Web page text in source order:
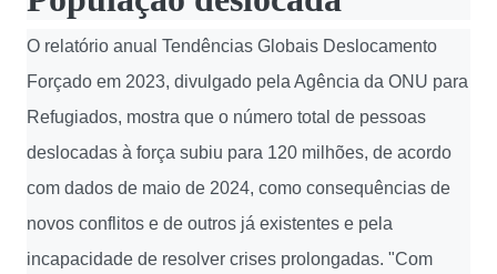
O relatório anual Tendências Globais Deslocamento
Forçado em 2023, divulgado pela Agência da ONU para
Refugiados, mostra que o número total de pessoas
deslocadas à força subiu para 120 milhões, de acordo
com dados de maio de 2024, como consequências de
novos conflitos e de outros já existentes e pela
incapacidade de resolver crises prolongadas. "Com